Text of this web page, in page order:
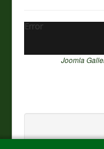
Error
Joomla